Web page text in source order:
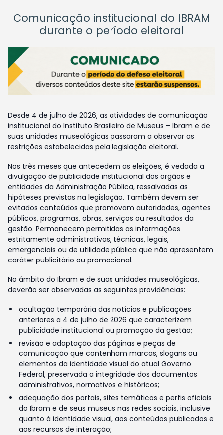
Comunicação institucional do IBRAM
durante o período eleitoral
Desde 4 de julho de 2026, as atividades de comunicação
institucional do Instituto Brasileiro de Museus – Ibram e de
suas unidades museológicas passaram a observar as
restrições estabelecidas pela legislação eleitoral.
Nos três meses que antecedem as eleições, é vedada a
divulgação de publicidade institucional dos órgãos e
entidades da Administração Pública, ressalvadas as
hipóteses previstas na legislação. Também devem ser
evitados conteúdos que promovam autoridades, agentes
públicos, programas, obras, serviços ou resultados da
gestão. Permanecem permitidas as informações
estritamente administrativas, técnicas, legais,
emergenciais ou de utilidade pública que não apresentem
caráter publicitário ou promocional.
No âmbito do Ibram e de suas unidades museológicas,
deverão ser observadas as seguintes providências:
ocultação temporária das notícias e publicações
anteriores a 4 de julho de 2026 que caracterizem
publicidade institucional ou promoção da gestão;
revisão e adaptação das páginas e peças de
comunicação que contenham marcas, slogans ou
elementos da identidade visual do atual Governo
Federal, preservada a integridade dos documentos
administrativos, normativos e históricos;
adequação dos portais, sites temáticos e perfis oficiais
do Ibram e de seus museus nas redes sociais, inclusive
quanto à identidade visual, aos conteúdos publicados e
aos recursos de interação;